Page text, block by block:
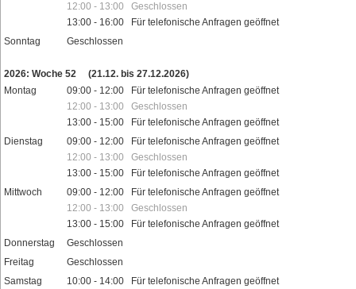
12:00 - 13:00 Geschlossen
13:00 - 16:00 Für telefonische Anfragen geöffnet
Sonntag
Geschlossen
2026: Woche 52
(21.12. bis 27.12.2026)
Montag
09:00 - 12:00 Für telefonische Anfragen geöffnet
12:00 - 13:00 Geschlossen
13:00 - 15:00 Für telefonische Anfragen geöffnet
Dienstag
09:00 - 12:00 Für telefonische Anfragen geöffnet
12:00 - 13:00 Geschlossen
13:00 - 15:00 Für telefonische Anfragen geöffnet
Mittwoch
09:00 - 12:00 Für telefonische Anfragen geöffnet
12:00 - 13:00 Geschlossen
13:00 - 15:00 Für telefonische Anfragen geöffnet
Donnerstag
Geschlossen
Freitag
Geschlossen
Samstag
10:00 - 14:00 Für telefonische Anfragen geöffnet